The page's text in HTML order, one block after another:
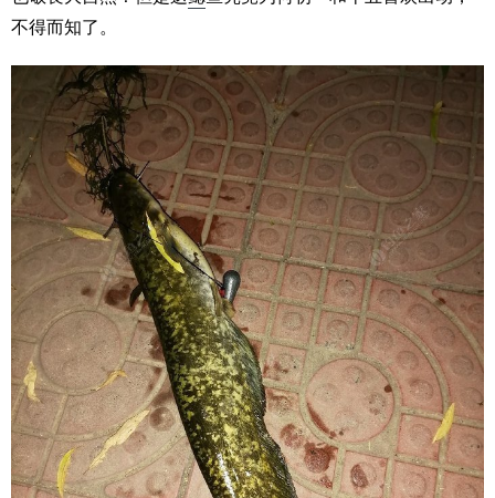
不得而知了。